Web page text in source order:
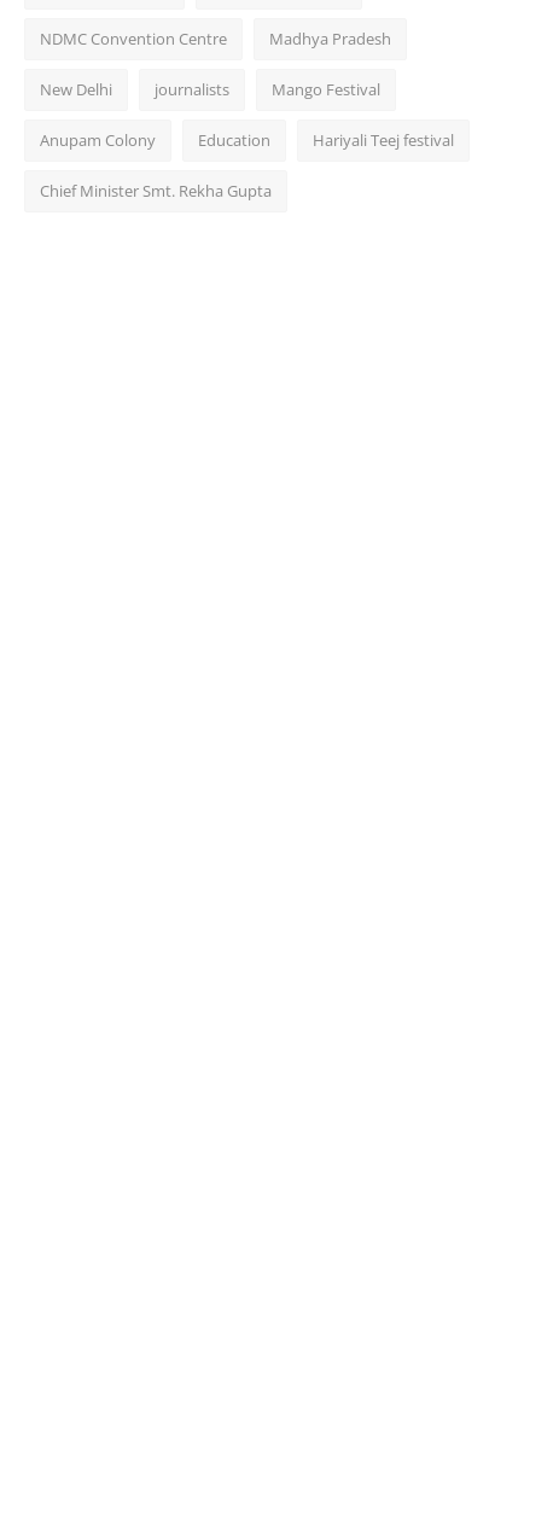
NDMC Convention Centre Madhya Pradesh
New Delhi journalists Mango Festival
Anupam Colony Education Hariyali Teej festival
Chief Minister Smt. Rekha Gupta